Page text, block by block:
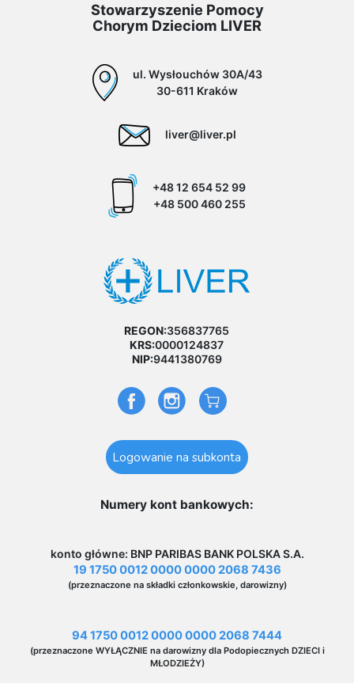
Stowarzyszenie Pomocy
Chorym Dzieciom LIVER
ul. Wysłouchów 30A/43
30-611 Kraków
liver@liver.pl
+48 12 654 52 99
+48 500 460 255
REGON:356837765
KRS:0000124837
NIP:9441380769
Logowanie na subkonta
Numery kont bankowych:
konto główne: BNP PARIBAS BANK POLSKA S.A.
19 1750 0012 0000 0000 2068 7436
(przeznaczone na składki członkowskie, darowizny)
94 1750 0012 0000 0000 2068 7444
(przeznaczone WYŁĄCZNIE na darowizny dla Podopiecznych DZIECI i
MŁODZIEŻY)